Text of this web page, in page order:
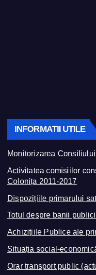
INFORMATII UTILE
Monitorizarea
Activitatea comisiilor
Colonița 2011-2017
Dispozițiile primarului
Totul despre banii
Achizițiile Publice ale
Situația social-
Orar transport public